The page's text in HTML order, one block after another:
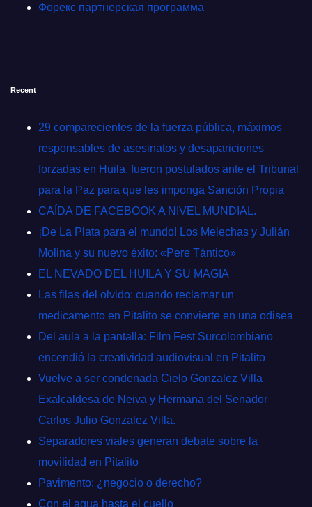
Форекс партнерская программа
Recent
29 comparecientes de la fuerza pública, máximos
responsables de asesinatos y desapariciones
forzadas en Huila, fueron postulados ante el Tribunal
para la Paz para que les imponga Sanción Propia
CAÍDA DE FACEBOOK A NIVEL MUNDIAL.
¡De La Plata para el mundo! Los Melechas y Julián
Molina y su nuevo éxito: «Pere Tántico»
EL NEVADO DEL HUILA Y SU MAGIA
Las filas del olvido: cuando reclamar un
medicamento en Pitalito se convierte en una odisea
Del aula a la pantalla: Film Fest Surcolombiano
encendió la creatividad audiovisual en Pitalito
Vuelve a ser condenada Cielo Gonzalez Villa
Exalcaldesa de Neiva y Hermana del Senador
Carlos Julio Gonzalez Villa.
Separadores viales generan debate sobre la
movilidad en Pitalito
Pavimento: ¿negocio o derecho?
Con el agua hasta el cuello